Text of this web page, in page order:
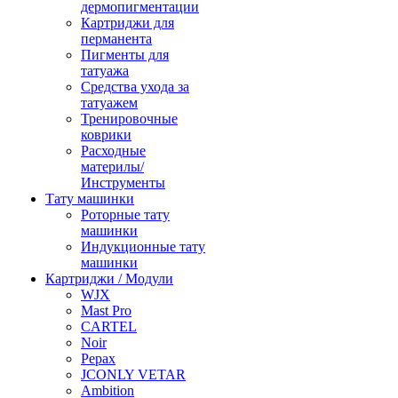
дермопигментации
Картриджи для
перманента
Пигменты для
татуажа
Средства ухода за
татуажем
Тренировочные
коврики
Расходные
материлы/
Инструменты
Тату машинки
Роторные тату
машинки
Индукционные тату
машинки
Картриджи / Модули
WJX
Mast Pro
CARTEL
Noir
Pepax
JCONLY VETAR
Ambition